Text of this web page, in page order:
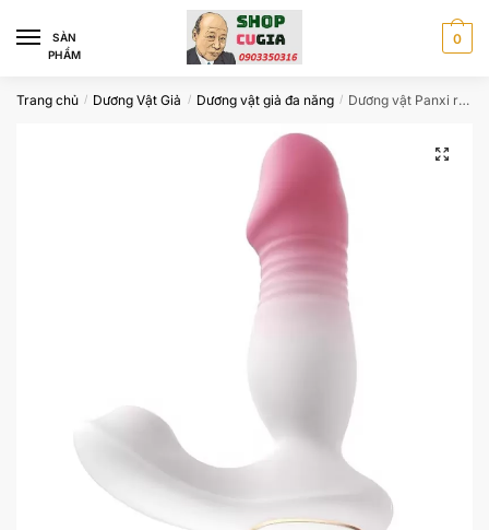
navigation
content
SÀN
PHẨM
0
Trang chủ / Dương Vật Giả / Dương vật giả đa năng / Dương vật Panxi rung thụt-hút điều khiển qua aap